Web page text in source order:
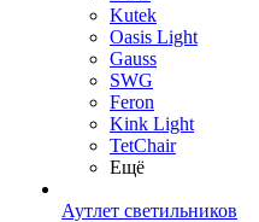
Kutek
Oasis Light
Gauss
SWG
Feron
Kink Light
TetСhair
Ещё
Аутлет светильников